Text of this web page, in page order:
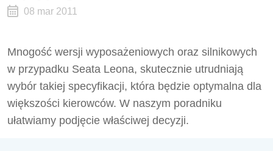
08 mar 2011
Mnogość wersji wyposażeniowych oraz silnikowych
w przypadku Seata Leona, skutecznie utrudniają
wybór takiej specyfikacji, która będzie optymalna dla
większości kierowców. W naszym poradniku
ułatwiamy podjęcie właściwej decyzji.